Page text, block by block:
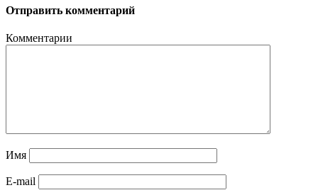
Отправить комментарий
Комментарии
Имя
E-mail